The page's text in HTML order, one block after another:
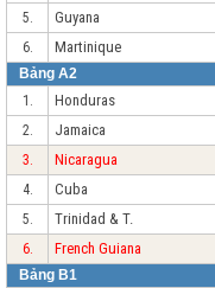
5. Guyana
6.
Martinique
Bảng A2
1.
Honduras
2.
Jamaica
3.
Nicaragua
4.
Cuba
5.
Trinidad & T.
6.
French Guiana
Bảng B1